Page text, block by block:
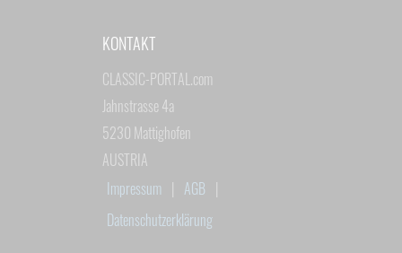
KONTAKT
CLASSIC-PORTAL.com
Jahnstrasse 4a
5230 Mattighofen
AUSTRIA
Impressum | AGB |
Datenschutzerklärung